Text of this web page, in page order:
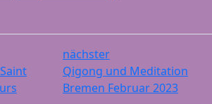
nächster
Qigong und Meditation
Bremen Februar 2023